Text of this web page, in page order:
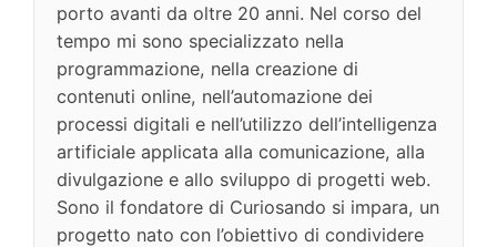
porto avanti da oltre 20 anni. Nel corso del
tempo mi sono specializzato nella
programmazione, nella creazione di
contenuti online, nell’automazione dei
processi digitali e nell’utilizzo dell’intelligenza
artificiale applicata alla comunicazione, alla
divulgazione e allo sviluppo di progetti web.
Sono il fondatore di Curiosando si impara, un
progetto nato con l’obiettivo di condividere